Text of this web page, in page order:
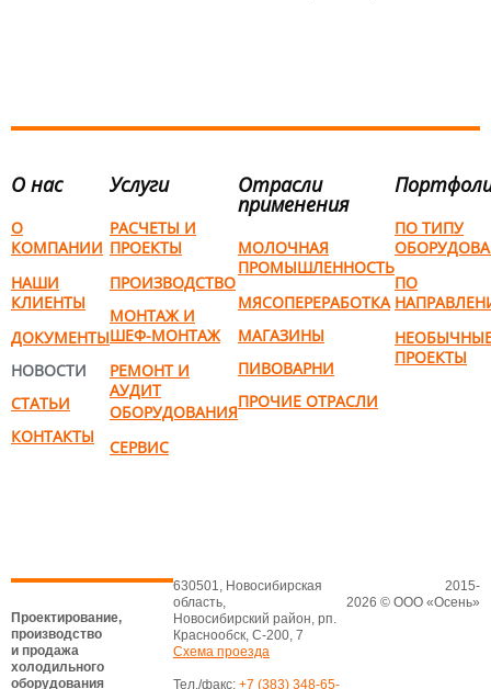
О нас
О
КОМПАНИИ
НАШИ
КЛИЕНТЫ
ДОКУМЕНТЫ
НОВОСТИ
СТАТЬИ
КОНТАКТЫ
Услуги
РАСЧЕТЫ И
ПРОЕКТЫ
ПРОИЗВОДСТВО
МОНТАЖ И
ШЕФ-МОНТАЖ
РЕМОНТ И
АУДИТ
ОБОРУДОВАНИЯ
СЕРВИС
Отрасли
применения
МОЛОЧНАЯ
ПРОМЫШЛЕННОСТЬ
МЯСОПЕРЕРАБОТКА
МАГАЗИНЫ
ПИВОВАРНИ
ПРОЧИЕ ОТРАСЛИ
ПО ТИПУ
ПО
ПРОЕКТЫ
Проектирование,
производство
и продажа
холодильного
оборудования
630501, Новосибирская
область,
Новосибирский район, рп.
Краснообск, С-200, 7
Схема проезда
Тел./факс: +7 (383) 348-65-
2015-
2026 © ООО «Осень»